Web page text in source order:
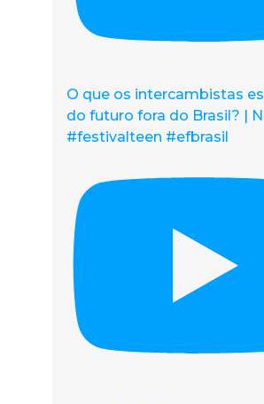
O que os intercambistas
do futuro fora do Brasil? |
#festivalteen #efbrasil